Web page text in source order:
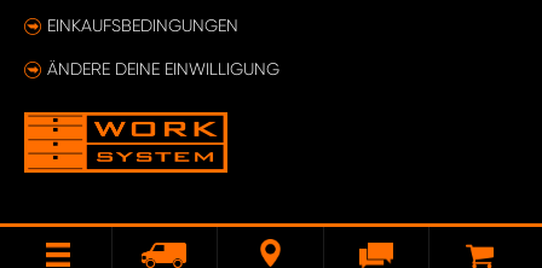
EINKAUFSBEDINGUNGEN
ÄNDERE DEINE EINWILLIGUNG